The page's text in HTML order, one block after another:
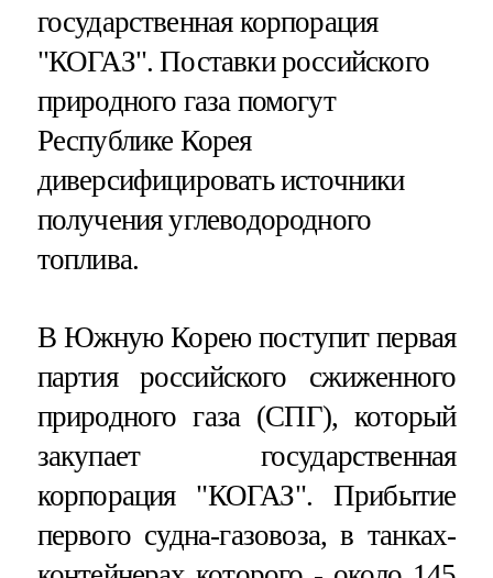
государственная корпорация
"КОГАЗ". Поставки российского
природного газа помогут
Республике Корея
диверсифицировать источники
получения углеводородного
топлива.
В Южную Корею поступит первая
партия российского сжиженного
природного газа (СПГ), который
закупает государственная
корпорация "КОГАЗ". Прибытие
первого судна-газовоза, в танках-